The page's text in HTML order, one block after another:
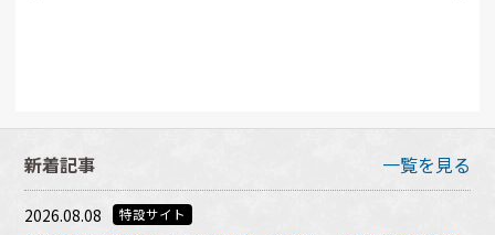
新着記事 一覧を見る
2026.08.08 特設サイト